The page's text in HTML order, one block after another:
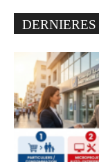
DERNIERES